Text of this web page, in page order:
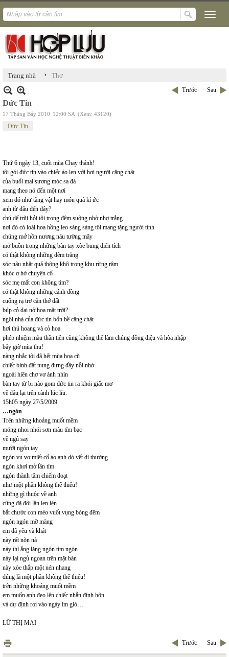
Trang nhà › Thơ
Trước Sau
Đức Tin
17 Tháng Bảy 2010 12:00 SA (Xem: 43120)
Đức Tin
Thứ 6 ngày 13, cuối mùa Chay thánh!
tôi gói đức tin vào chiếc áo len với hơi người căng chật
của buổi mai sương móc sa đà
mang theo nó đến một nơi
xem đó như tặng vật hay món quà kí ức
anh từ đâu đến đây?
chú dế trũi hỏi tôi trong đêm suông nhờ nhợ trắng
nơi đó có loài hoa hồng leo sáng sáng tôi mang tặng người tình
chúng mở hồn nương náu tường mây
mở buồn trong những bàn tay xòe bung điển tích
có thật không những đêm trăng
sóc nâu nhặt quả thông khô trong khu rừng rậm
khóc ơ hờ chuyện cổ
sóc mẹ mất con không tìm?
có thật không những cánh đồng
cuống rạ trơ cằn thớ đất
búp cỏ dại nở hoa mặt trời?
ngôi nhà của đức tin bốn bề căng chật
hơi thú hoang và cỏ hoa
phép nhiệm màu thần tiên cũng không thể làm chúng đồng điệu và hòa nhập
bây giờ mùa thu!
nàng nhắc tôi đã hết mùa hoa cũ
chiếc bình đất nung đựng đầy nỗi nhớ
ngoài hiên chơ vơ ánh nhìn
bàn tay từ bi nào gom đức tin ra khỏi giấc mơ
về đậu lại trên cành lúc lỉu.
15h05 ngày 27/5/2009
…ngón
Trên những khoảng muốt mềm
móng nhoi nhói sơn màu tím bạc
về ngủ say
mười ngón tay
ngón vu vơ miết cổ áo anh dò vết dị thường
ngón khơi mở lần tìm
ngón thành tâm chiếm đoạt
như một phần không thể thiếu!
những gì thuộc về anh
cũng đã đôi lần len lén
bắt chước con mèo vuốt vụng bóng đêm
ngón ngón mỡ màng
em đã yêu và khát
này rất nõn nà
này thì ắng lặng ngón tìm ngón
này lại ngủ ngoan trên mặt bàn
này xòe thắp một nén nhang
đúng là một phần không thể thiếu!
trên những khoảng muốt mềm
em muốn anh đeo lên chiếc nhẫn đính hôn
và dự định rơi vào ngày im gió…
LỮ THỊ MAI
Trước Sau